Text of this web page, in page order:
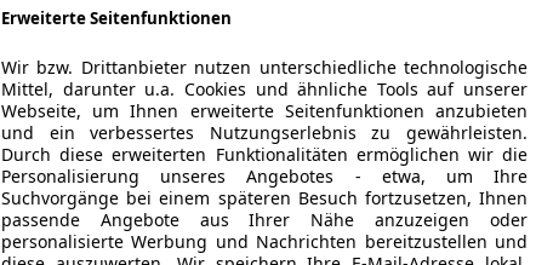
Erweiterte Seitenfunktionen
Wir bzw. Drittanbieter nutzen unterschiedliche technologische
Mittel, darunter u.a. Cookies und ähnliche Tools auf unserer
Webseite, um Ihnen erweiterte Seitenfunktionen anzubieten
und ein verbessertes Nutzungserlebnis zu gewährleisten.
Durch diese erweiterten Funktionalitäten ermöglichen wir die
Personalisierung unseres Angebotes - etwa, um Ihre
Suchvorgänge bei einem späteren Besuch fortzusetzen, Ihnen
passende Angebote aus Ihrer Nähe anzuzeigen oder
personalisierte Werbung und Nachrichten bereitzustellen und